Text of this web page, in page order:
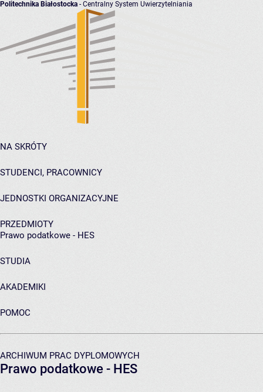
Politechnika Białostocka - Centralny System Uwierzytelniania
NA SKRÓTY
STUDENCI, PRACOWNICY
JEDNOSTKI ORGANIZACYJNE
PRZEDMIOTY
Prawo podatkowe - HES
STUDIA
AKADEMIKI
POMOC
ARCHIWUM PRAC DYPLOMOWYCH
Prawo podatkowe - HES